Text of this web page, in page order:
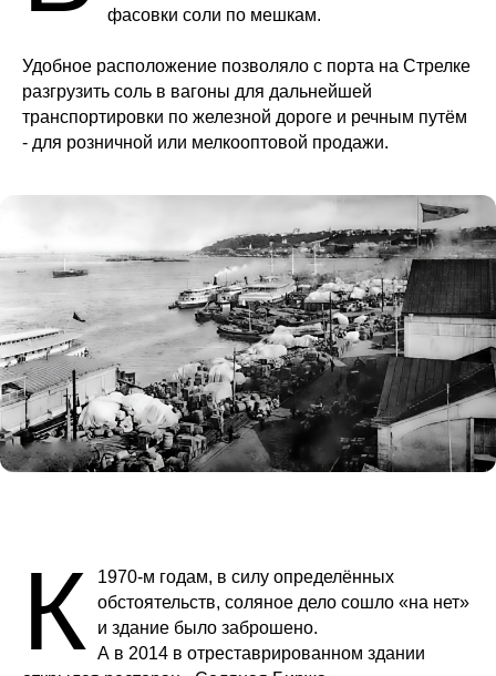
разгрузить соль в вагоны для дальнейшей
транспортировки по железной дороге и речным путём
- для розничной или мелкооптовой продажи.
К
обстоятельств, соляное дело сошло «на нет»
и здание было заброшено.
А в 2014 в отреставрированном здании
открылся ресторан «Соляная Биржа».